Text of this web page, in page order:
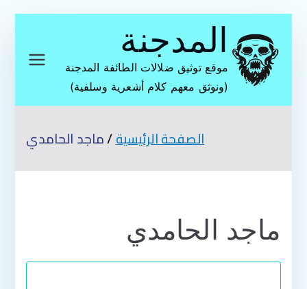
المحتوى
المدجنة
موقع توثيق ضلالات الطائفة المدجنة
(ونوثق معهم كلام أشعرية وسلفية)
الصفحة الرئيسية ماجد الحامدي
ماجد الحامدي